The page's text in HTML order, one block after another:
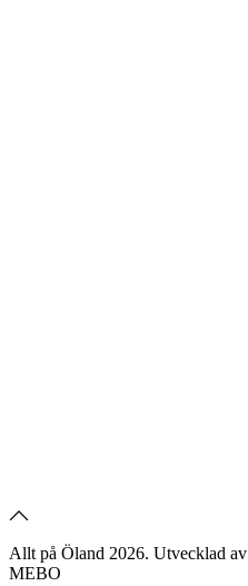
Allt på Öland 2026. Utvecklad av
MEBO